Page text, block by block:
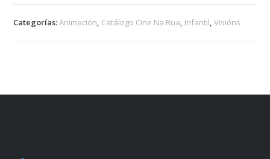
Categorías:Animación, Catálogo Cine Na Rua, Infantil,Visións